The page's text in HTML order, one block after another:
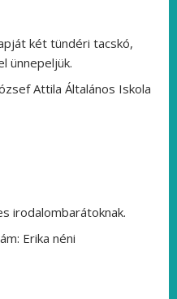
két tündéri tacskó,
ünnepeljük.
Attila Általános Iskola
irodalombarátoknak.
Erika néni